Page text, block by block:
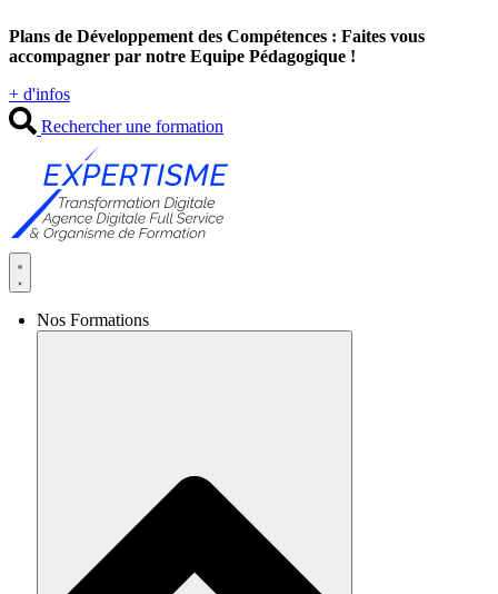
au
contenu
Plans de Développement des Compétences : Faites vous
accompagner par notre Equipe Pédagogique !
+ d'infos
Rechercher une formation
Nos Formations